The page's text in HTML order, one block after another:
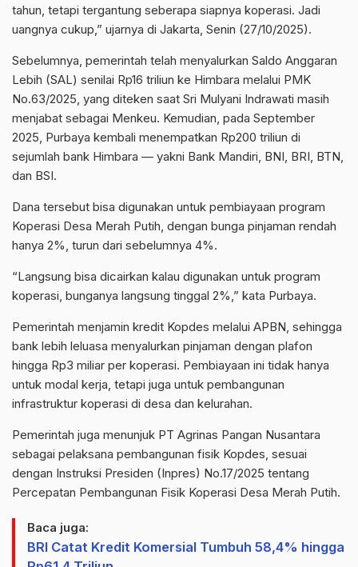
tahun, tetapi tergantung seberapa siapnya koperasi. Jadi
uangnya cukup,” ujarnya di Jakarta, Senin (27/10/2025).
Sebelumnya, pemerintah telah menyalurkan Saldo Anggaran
Lebih (SAL) senilai Rp16 triliun ke Himbara melalui PMK
No.63/2025, yang diteken saat Sri Mulyani Indrawati masih
menjabat sebagai Menkeu. Kemudian, pada September
2025, Purbaya kembali menempatkan Rp200 triliun di
sejumlah bank Himbara — yakni Bank Mandiri, BNI, BRI, BTN,
dan BSI.
Dana tersebut bisa digunakan untuk pembiayaan program
Koperasi Desa Merah Putih, dengan bunga pinjaman rendah
hanya 2%, turun dari sebelumnya 4%.
“Langsung bisa dicairkan kalau digunakan untuk program
koperasi, bunganya langsung tinggal 2%,” kata Purbaya.
Pemerintah menjamin kredit Kopdes melalui APBN, sehingga
bank lebih leluasa menyalurkan pinjaman dengan plafon
hingga Rp3 miliar per koperasi. Pembiayaan ini tidak hanya
untuk modal kerja, tetapi juga untuk pembangunan
infrastruktur koperasi di desa dan kelurahan.
Pemerintah juga menunjuk PT Agrinas Pangan Nusantara
sebagai pelaksana pembangunan fisik Kopdes, sesuai
dengan Instruksi Presiden (Inpres) No.17/2025 tentang
Percepatan Pembangunan Fisik Koperasi Desa Merah Putih.
Baca juga:
BRI Catat Kredit Komersial Tumbuh 58,4% hingga